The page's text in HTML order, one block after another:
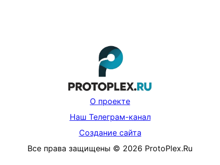
О проекте
Наш Телеграм-канал
Создание сайта
Все права защищены © 2026 ProtoPlex.Ru